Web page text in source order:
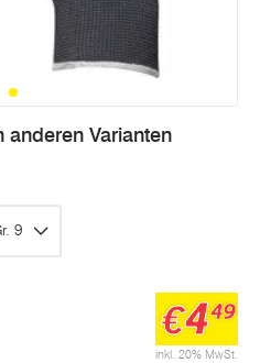
anderen Varianten
9
inkl. 20% MwSt.
€449